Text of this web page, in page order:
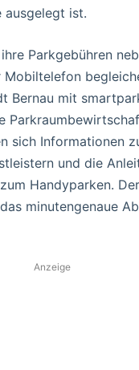
ausgelegt ist.
Parkgebühren
Mobiltelefon
Bernau mit
sich Informationen
und die
Handyparken.
minutengenaue
Anzeige